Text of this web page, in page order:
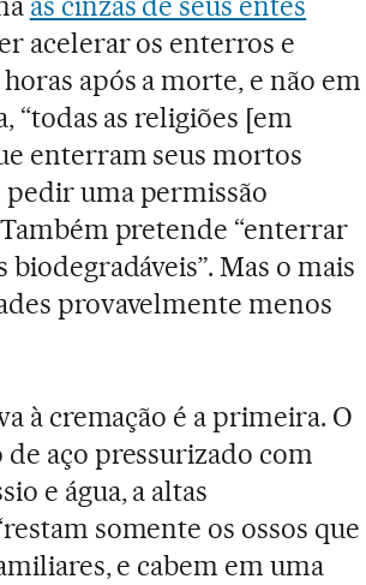
acelerar os enterros e
após a morte, e não em
“todas as religiões [em
enterram seus mortos
uma permissão
pretende “enterrar
Mas o mais
provavelmente menos
à cremação é a primeira. O
aço pressurizado com
e água, a altas
somente os ossos que
e cabem em uma